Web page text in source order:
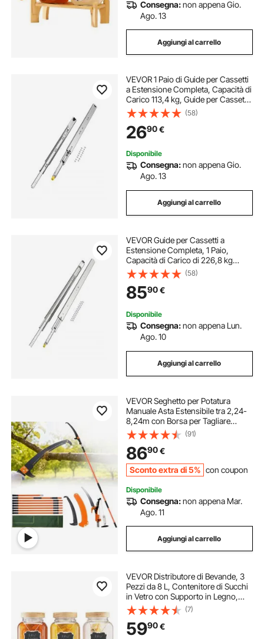
Consegna:non appena Gio.
Ago. 13
Aggiungi al carrello
VEVOR 1 Paio di Guide per Cassetti
a Estensione Completa, Capacità di
Carico 113,4 kg, Guide per Cassetti
con Bloccaggio, Cuscinetti a Sfera
con Guida Scorrevole, 780 x 53 x
19,5 mm
(58)
2690€
Disponibile
Consegna:non appena Gio.
Ago. 13
Aggiungi al carrello
VEVOR Guide per Cassetti a
Estensione Completa, 1 Paio,
Capacità di Carico di 226,8 kg
Binario per Cassetti con
Bloccaggio, Cuscinetti a Sfera con
Guida Scorrevole, Lunghezza
Estensione 1524 mm
(58)
8590€
Disponibile
Consegna:non appena Lun.
Ago. 10
Aggiungi al carrello
VEVOR Seghetto per Potatura
Manuale Asta Estensibile tra 2,24-
8,24m con Borsa per Tagliare
Segare Rami Boschi Alberi in
Altezza, Troncarami Manuale 5,9kg
Palo Estensibile in Fibra di Vetro
Lama Curva
(91)
8690€
Sconto extra di 5% con coupon
Disponibile
Consegna:non appena Mar.
Ago. 11
Aggiungi al carrello
VEVOR Distributore di Bevande, 3
Pezzi da 8 L, Contenitore di Succhi
in Vetro con Supporto in Legno,
Rubinetto in Acciaio Inox, Infusore,
Distributore di Tè Freddo, Limonata,
per Feste
(7)
5990€